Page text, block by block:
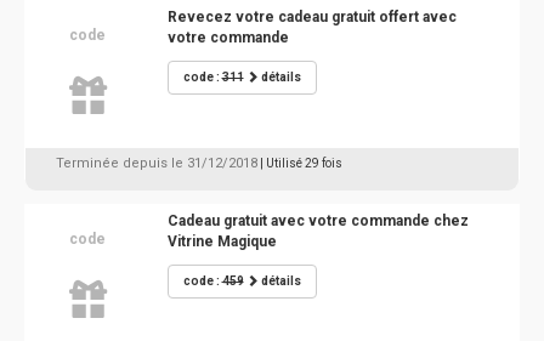
code
Revecez votre cadeau gratuit offert avec
votre commande
code :311 détails
Terminée depuis le 31/12/2018 | Utilisé 29 fois
code
Cadeau gratuit avec votre commande chez
Vitrine Magique
code :459 détails